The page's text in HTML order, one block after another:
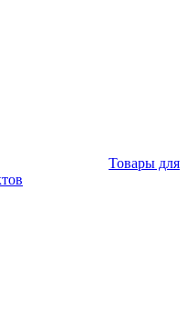
Товары для